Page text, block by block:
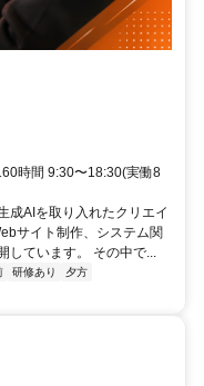
時間 9:30〜18:30(実働8
成AIを取り入れたクリエイ
サイト制作、システム関
しています。 その中で...
研修あり
夕方